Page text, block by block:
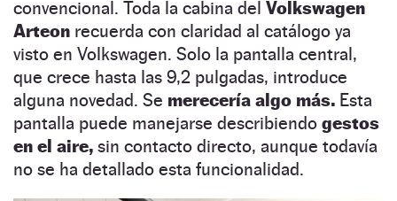
convencional. Toda la cabina del Volkswagen
Arteon recuerda con claridad al catálogo ya
visto en Volkswagen. Solo la pantalla central,
que crece hasta las 9,2 pulgadas, introduce
alguna novedad. Se merecería algo más. Esta
pantalla puede manejarse describiendo gestos
en el aire, sin contacto directo, aunque todavía
no se ha detallado esta funcionalidad.